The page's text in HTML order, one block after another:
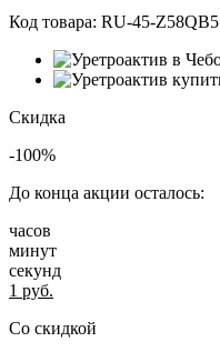
Код товара: RU-45-Z58QB5
Скидка
-100%
До конца акции осталось:
часов
минут
секунд
1 руб.
Со скидкой